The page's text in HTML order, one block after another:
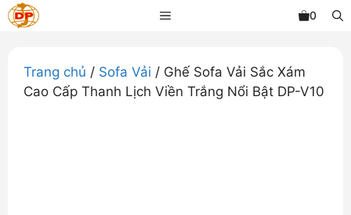
Chuyển
đến
dung
MENU 0
Trang chủ / Sofa Vải / Ghế Sofa Vải Sắc Xám
Cao Cấp Thanh Lịch Viền Trắng Nổi Bật DP-V10